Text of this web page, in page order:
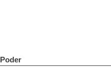
Poder